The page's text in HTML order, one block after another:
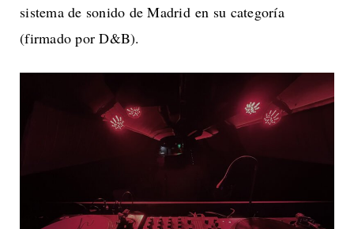
sistema de sonido de Madrid en su categoría
(firmado por D&B).